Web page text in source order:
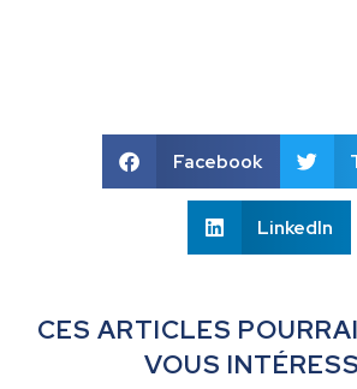
Facebook
LinkedIn
CES ARTICLES
VOUS